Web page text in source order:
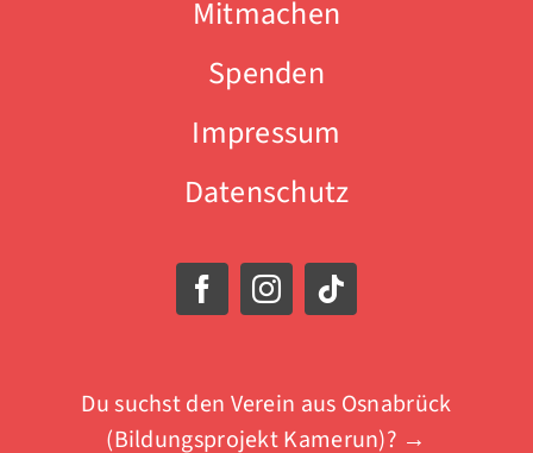
Mitmachen
Spenden
Impressum
Datenschutz
Du suchst den Verein aus Osnabrück
(Bildungsprojekt Kamerun)? →